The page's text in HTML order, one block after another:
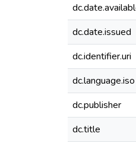
dc.date.issued
dc.identifier.uri
dc.language.iso
dc.publisher
dc.title